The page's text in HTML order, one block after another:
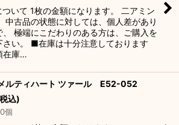
いて 1枚の金額になります。 二アミン
中古品の状態に対しては、個人差があり
、 極端にこだわりのある方は、ご購入を
さい。 ■在庫は十分注意しております
在庫…
メルティハート ツァール E52-052
込)
個